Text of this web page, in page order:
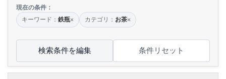
現在の条件：
キーワード： 鉄瓶× カテゴリ： お茶×
検索条件を編集 条件リセット